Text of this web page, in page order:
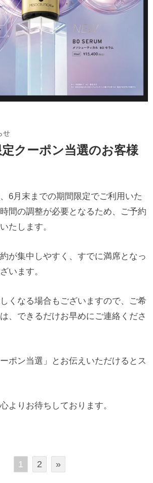
せ
定クーポン当選のお客様
6月末までの期間限定でご利用いた
間の調整が必要となるため、ご予約
たします。
が集中しやすく、すでに満席となっ
います。
くなる場合もございますので、ご希
、できるだけお早めにご連絡くださ
ポン当選」とお伝えいただけるとス
よりお待ちしております。
1 2 »